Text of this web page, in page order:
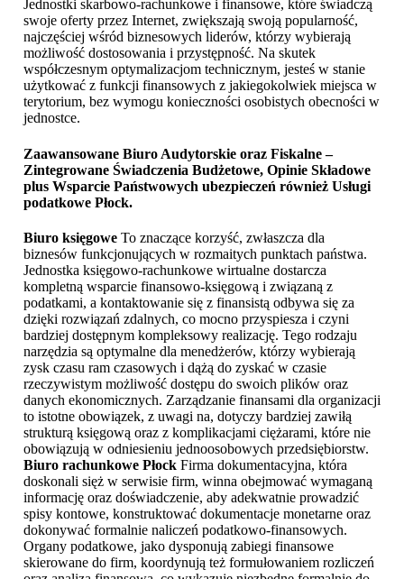
Jednostki skarbowo-rachunkowe i finansowe, które świadczą
swoje oferty przez Internet, zwiększają swoją popularność,
najczęściej wśród biznesowych liderów, którzy wybierają
możliwość dostosowania i przystępność. Na skutek
współczesnym optymalizacjom technicznym, jesteś w stanie
użytkować z funkcji finansowych z jakiegokolwiek miejsca w
terytorium, bez wymogu konieczności osobistych obecności w
jednostce.
Zaawansowane Biuro Audytorskie oraz Fiskalne –
Zintegrowane Świadczenia Budżetowe, Opinie Składowe
plus Wsparcie Państwowych ubezpieczeń również Usługi
podatkowe Płock.
Biuro księgowe To znaczące korzyść, zwłaszcza dla
biznesów funkcjonujących w rozmaitych punktach państwa.
Jednostka księgowo-rachunkowe wirtualne dostarcza
kompletną wsparcie finansowo-księgową i związaną z
podatkami, a kontaktowanie się z finansistą odbywa się za
dzięki rozwiązań zdalnych, co mocno przyspiesza i czyni
bardziej dostępnym kompleksowy realizację. Tego rodzaju
narzędzia są optymalne dla menedżerów, którzy wybierają
zysk czasu ram czasowych i dążą do zyskać w czasie
rzeczywistym możliwość dostępu do swoich plików oraz
danych ekonomicznych. Zarządzanie finansami dla organizacji
to istotne obowiązek, z uwagi na, dotyczy bardziej zawiłą
strukturą księgową oraz z komplikacjami ciężarami, które nie
obowiązują w odniesieniu jednoosobowych przedsiębiorstw.
Biuro rachunkowe Płock Firma dokumentacyjna, która
doskonali sięż w serwisie firm, winna obejmować wymaganą
informację oraz doświadczenie, aby adekwatnie prowadzić
spisy kontowe, konstruktować dokumentacje monetarne oraz
dokonywać formalnie naliczeń podatkowo-finansowych.
Organy podatkowe, jako dysponują zabiegi finansowe
skierowane do firm, koordynują też formułowaniem rozliczeń